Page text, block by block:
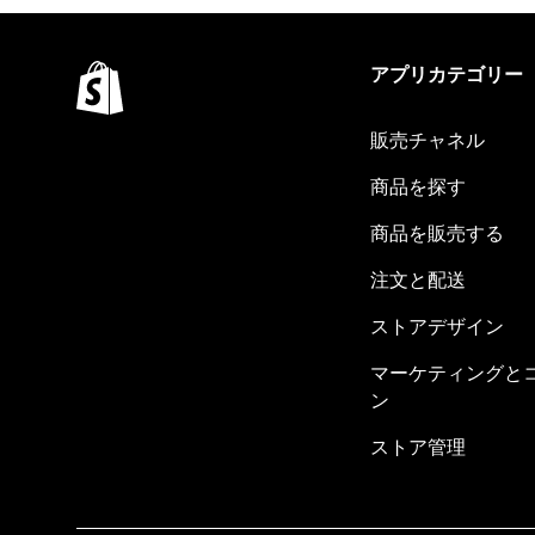
アプリカテゴリー
販売チャネル
商品を探す
商品を販売する
注文と配送
ストアデザイン
マーケティングと
ン
ストア管理